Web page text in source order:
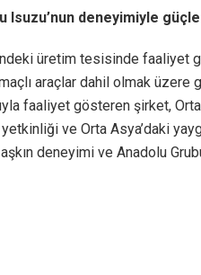
Isuzu’nun deneyimiyle
üretim tesisinde faaliyet
araçlar dahil olmak üzere
faaliyet gösteren şirket,
ve Orta Asya’daki
deneyimi ve Anadolu